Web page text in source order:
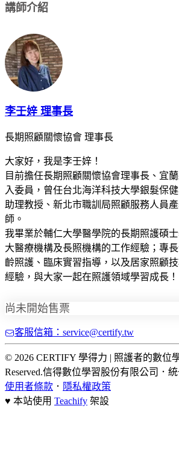
講師介紹
李壬㛙 理事長
長期照顧關懷協會 理事長
大家好，我是李壬㛙！
目前擔任長期照顧關懷協會理事長、宜
入委員，曾任台北海洋科技大學銀髮保
助理教授、新北市職訓局照顧服務人員
師。
我畢業於輔仁大學醫學院的長期照護碩
大醫療機構及長照機構的工作經驗；專
齡照護、臨床實習指導，以及居家照顧
經驗，與大家一起在照護領域學習成長！
尚未開始售票
客服信箱：service@certify.tw
© 2026 CERTIFY 學得力 | 照護者的數位
Reserved.信得數位學習股份有限公司 ． 統
使用者條款 ． 隱私權政策
♥ 本站使用 Teachify 架設